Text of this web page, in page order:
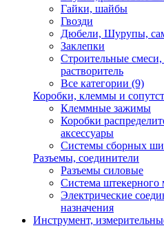
Гайки, шайбы
Гвозди
Дюбели, Шурупы,
Заклепки
Строительные смеси,
растворитель
Все категории (9)
Коробки, клеммы и
Клеммные зажимы
Коробки
аксессуары
Системы сборных
Разъемы, соединители
Разъемы силовые
Система штекерного
Электрические
назначения
Инструмент,